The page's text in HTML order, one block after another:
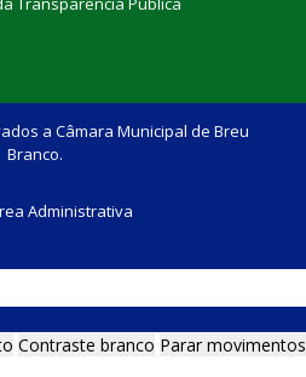
a Câmara Municipal de Breu
Branco.
Administrativa
Contraste branco Parar movimentos